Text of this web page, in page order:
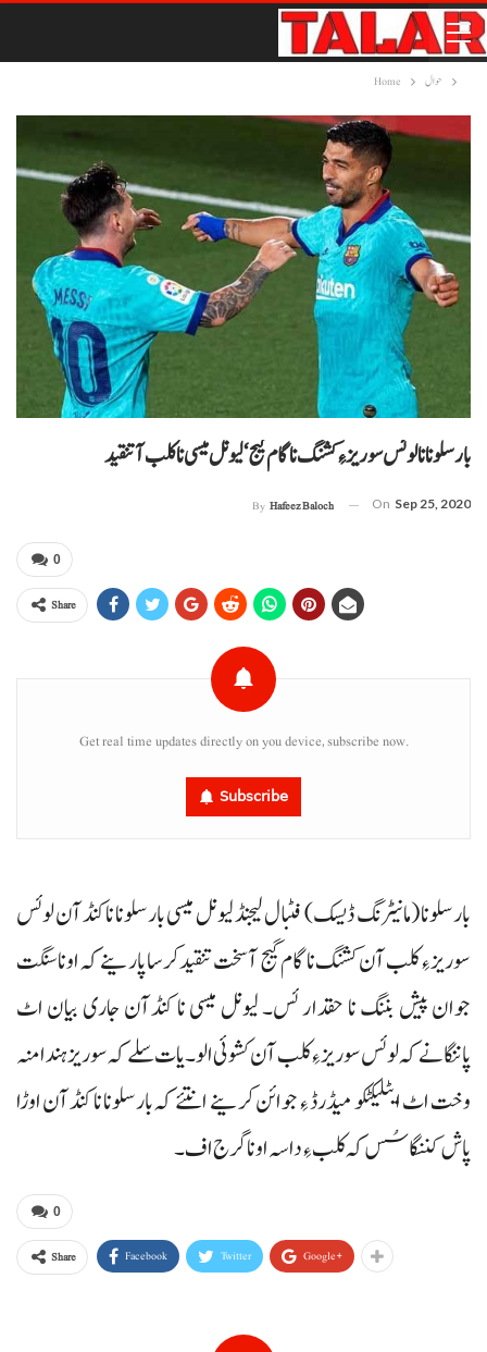
Home حوال
بارسلونا نا لوئس سوریز ءِ کشنگ نا گام گیج‘ لیونل میسی نا کلب آ تنقید
By Hafeez Baloch On Sep 25, 2020
0
Share
Get real time updates directly on you device, subscribe now.
Subscribe
بارسلونا (مانیٹرنگ ڈیسک) فٹبال لیجنڈ لیونل میسی بارسلونا نا کنڈآن لوئس
سوریز ءِ کلب آن کشنگ نا گام گیج آ سخت تنقید کرسا پارینے کہ اونا سنگت
جوان پیش بننگ نا حقدار ئس۔ لیونل میسی نا کنڈآن جاری بیان اٹ
پاننگانے کہ لوئس سوریز ءِ کلب آن کشوئی الو۔ یات سلے کہ سوریز ہندا منہ
وخت اٹ ایٹلیکٹکو میڈرڈ ءِ جوائن کرینے انتئے کہ بارسلونا نا کنڈآن اوڑا
پاش کننگاسُس کہ کلب ءِ داسہ اونا گرج اف۔
0
Share Facebook Twitter Google+